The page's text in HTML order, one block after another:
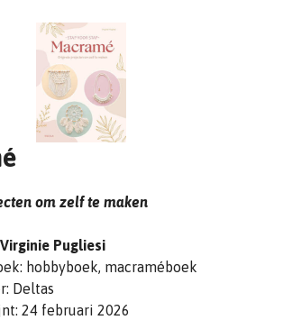
om zelf te maken
Virginie Pugliesi
hobbyboek, macraméboek
Deltas
24 februari 2026